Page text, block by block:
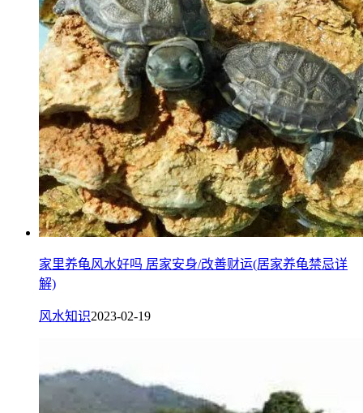
家里养龟风水好吗 居家安身/改善财运(居家养龟禁忌详
解)
风水知识2023-02-19